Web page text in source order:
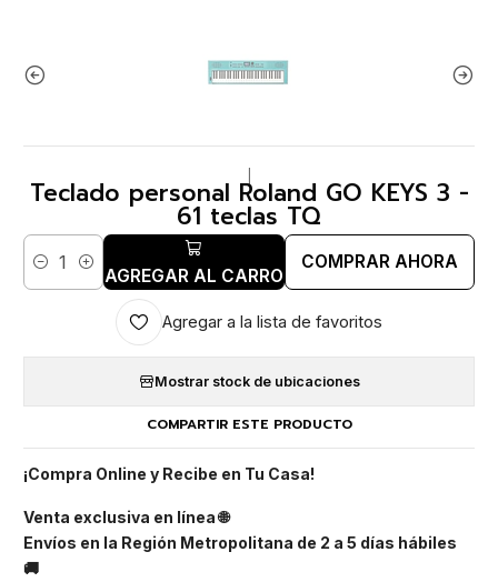
Teclado personal Roland GO KEYS 3 -
61 teclas TQ
Cantidad AGREGAR AL CARRO
COMPRAR AHORA
Agregar a la lista de favoritos
Mostrar stock de ubicaciones
COMPARTIR ESTE PRODUCTO
¡Compra Online y Recibe en Tu Casa!
Venta exclusiva en línea 🌐
Envíos en la Región Metropolitana de 2 a 5 días hábiles
🚚